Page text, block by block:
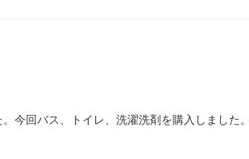
今回バス、トイレ、洗濯洗剤を購入しました